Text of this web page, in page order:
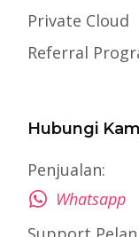
Private Cloud
Referral
Hubungi
Penjualan:
Whatsapp